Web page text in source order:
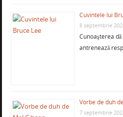
Cuvintele lui
8 septembrie
Cunoaşterea
antrenează
Vorbe de duh
7 septembrie